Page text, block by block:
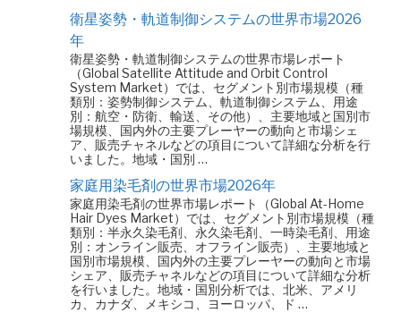
衛星姿勢・軌道制御システムの世界市場2026
年
衛星姿勢・軌道制御システムの世界市場レポート
（Global Satellite Attitude and Orbit Control
System Market）では、セグメント別市場規模（種
類別：姿勢制御システム、軌道制御システム、用途
別：航空・防衛、輸送、その他）、主要地域と国別市
場規模、国内外の主要プレーヤーの動向と市場シェ
ア、販売チャネルなどの項目について詳細な分析を行
いました。地域・国別 …
家庭用染毛剤の世界市場2026年
家庭用染毛剤の世界市場レポート（Global At-Home
Hair Dyes Market）では、セグメント別市場規模（種
類別：半永久染毛剤、永久染毛剤、一時染毛剤、用途
別：オンライン販売、オフライン販売）、主要地域と
国別市場規模、国内外の主要プレーヤーの動向と市場
シェア、販売チャネルなどの項目について詳細な分析
を行いました。地域・国別分析では、北米、アメリ
カ、カナダ、メキシコ、ヨーロッパ、ド …